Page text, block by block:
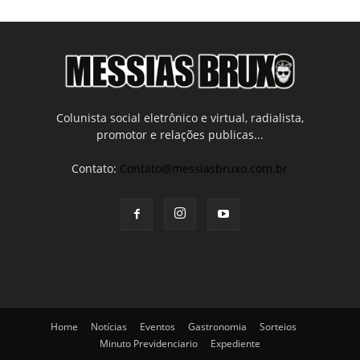
Colunista social eletrônico e virtual, radialista,
promotor e relações publicas...
Contato: Contato@messiasbruxo.com.br
Home Notícias Eventos Gastronomia
Sorteios
Minuto Previdenciario
Expediente